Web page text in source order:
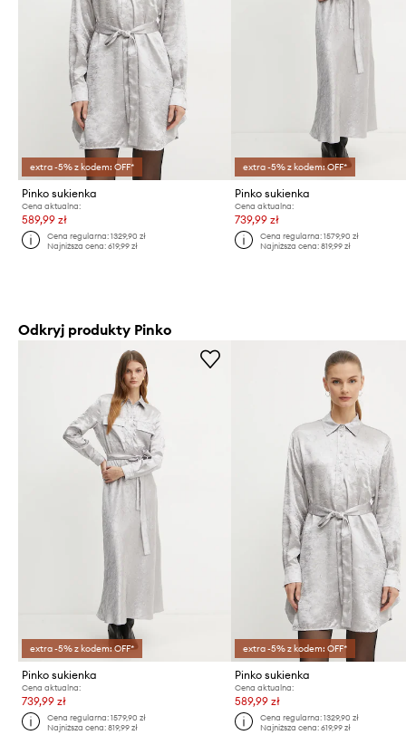
extra -5% z kodem: OFF*
Pinko sukienka
Cena aktualna:
589,99 zł
Cena regularna:1329,90 zł
Najniższa cena:619,99 zł
extra -5% z kodem: OFF*
Pinko sukienka
Cena aktualna:
739,99 zł
Cena regularna: 1579,90 zł
Najniższa cena: 819,99 zł
Odkryj produkty Pinko
extra -5% z kodem: OFF*
Pinko sukienka
Cena aktualna:
739,99 zł
Cena regularna:1579,90 zł
Najniższa cena:819,99 zł
extra -5% z kodem: OFF*
Pinko sukienka
Cena aktualna:
589,99 zł
Cena regularna: 1329,90 zł
Najniższa cena: 619,99 zł